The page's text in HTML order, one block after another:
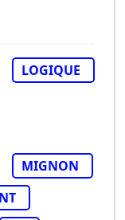
LOGIQUE
MIGNON